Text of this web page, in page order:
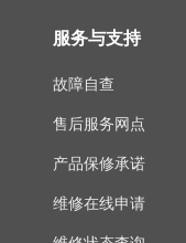
服务与支持
故障自查
售后服务网点
产品保修承诺
维修在线申请